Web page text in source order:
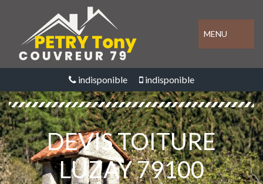
MENU
indisponible indisponible
DEVIS TOITURE
LUZAY 79100